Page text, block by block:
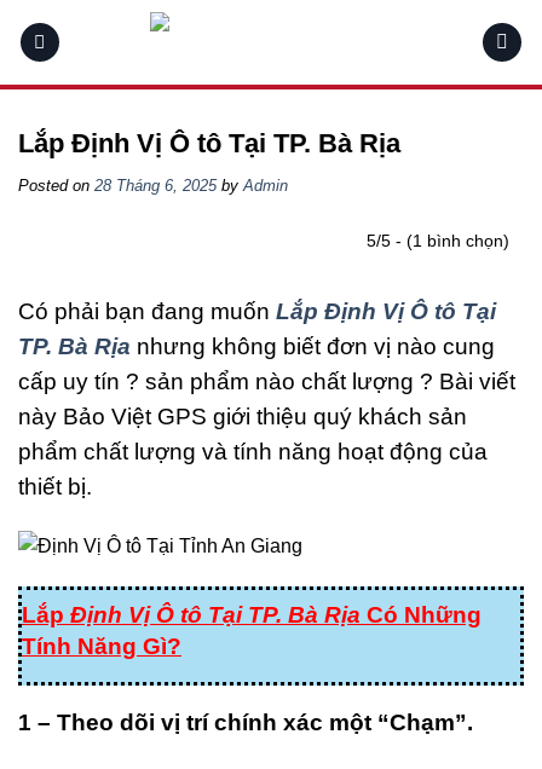
Lắp Định Vị Ô tô Tại TP. Bà Rịa
Posted on 28 Tháng 6, 2025byAdmin
5/5 - (1 bình chọn)
Có phải bạn đang muốn Lắp Định Vị Ô tô Tại
TP. Bà Rịa nhưng không biết đơn vị nào cung
cấp uy tín ? sản phẩm nào chất lượng ? Bài viết
này Bảo Việt GPS giới thiệu quý khách sản
phẩm chất lượng và tính năng hoạt động của
thiết bị.
Lắp Định Vị Ô tô Tại TP. Bà Rịa Có Những
Tính Năng Gì?
1 – Theo dõi vị trí chính xác một “Chạm”.